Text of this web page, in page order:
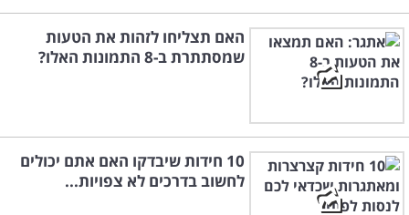
האם תצליחו לזהות את הטעות
שמסתתרת ב-8 התמונות האלו?
10 חידות שיבדקו האם אתם יכולים
לחשוב בדרכים לא צפויות...